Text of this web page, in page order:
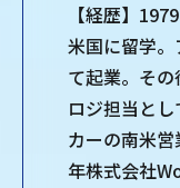
【経歴】
米国に留学
て起業。そ
ロジ担当と
カーの南米
年株式会社